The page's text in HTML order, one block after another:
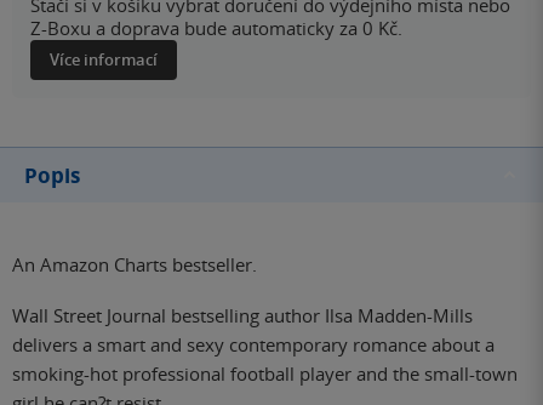
Z-Boxu a doprava bude automaticky za 0 Kč.
Více informací
Popis
An Amazon Charts bestseller.
Wall Street Journal bestselling author Ilsa Madden-Mills
delivers a smart and sexy contemporary romance about a
smoking-hot professional football player and the small-town